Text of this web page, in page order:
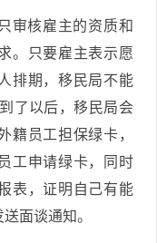
审核雇主的资质和
。只要雇主表示愿
排期，移民局不能
了以后，移民局会
籍员工担保绿卡，
工申请绿卡，同时
表，证明自己有能
面谈通知。